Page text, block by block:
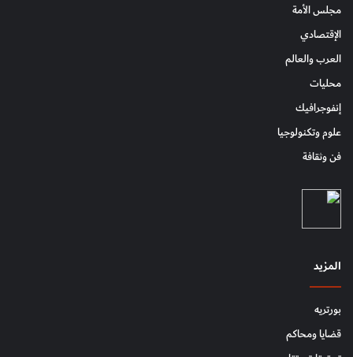
مجلس الأمة
الإقتصادي
العرب والعالم
محليات
إنفوجرافيك
علوم وتكنولوجيا
فن وثقافة
المزيد
بورتريه
قضايا ومحاكم